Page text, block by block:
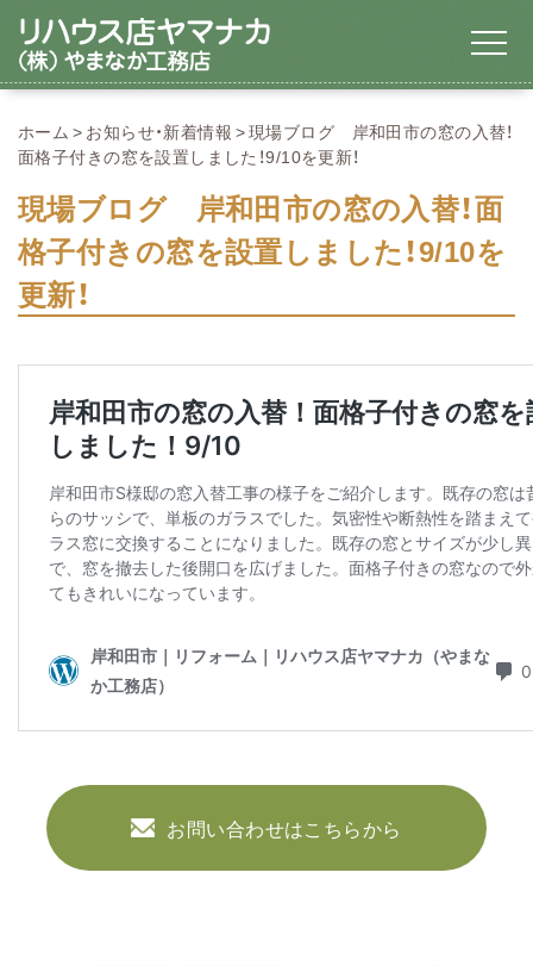
ホーム お知らせ・新着情報
現場ブログ 岸和田市の窓の入替！
面格子付きの窓を設置しました！9/10を更新！
現場ブログ 岸和田市の窓の入替！面
格子付きの窓を設置しました！9/10を
更新！
お問い合わせはこちらから